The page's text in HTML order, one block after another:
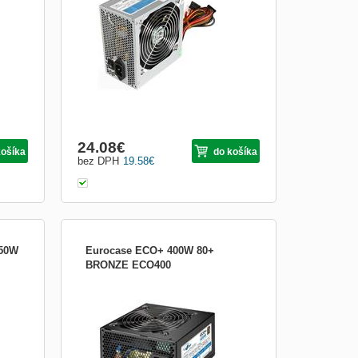
certifikaci 80+. ZÁKLADNÍ SPECIFIKACE;
Výkon: 350 W; Velikost ventilátor...
19.58€
bez DPH
24.08€ do košíka
*
Eurocase ECO+ 400W 80+
BRONZE ECO400
output power 400W Fan 120mm Efficiency
80PLUS BRONZE Connectors: ATX
20/24pin 1x 4+4pin 12V 1x 6+2pin PCI-E
1x SATA 5x Molex 3x Input power: AC
230V / 50Hz Source dimensions:
150x85x140mm (WxHxD) The source